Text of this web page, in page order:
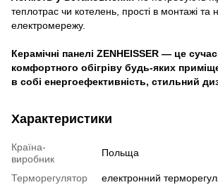
теплотрас чи котелень, прості в монтажі
електромережу.
Керамічні панелі ZENHEISSER — це
комфортного обігріву будь-яких
в собі енергоефективність, стильний
Характеристики
Країна-
виробник
Польща
Терморегулятор
електронний